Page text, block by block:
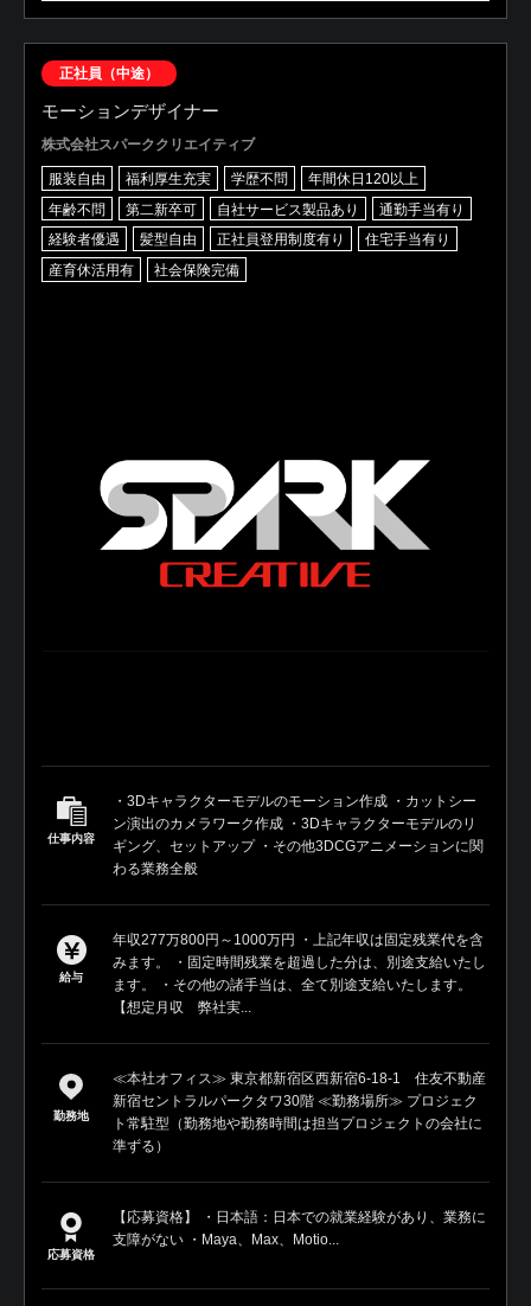
正社員（中途）
モーションデザイナー
株式会社スパーククリエイティブ
服装自由 福利厚生充実 学歴不問
年間休日120以上
年齢不問
第二新卒可 自社サービス製品あり
通勤手当有り
経験者優遇
髪型自由 正社員登用制度有り
住宅手当有り
産育休活用有
社会保険完備
仕事内容
・3Dキャラクターモデルのモーション作成 ・カットシー
ン演出のカメラワーク作成 ・3Dキャラクターモデルのリ
ギング、セットアップ ・その他3DCGアニメーションに関
わる業務全般
給与
年収277万800円～1000万円 ・上記年収は固定残業代を含
みます。 ・固定時間残業を超過した分は、別途支給いたし
ます。 ・その他の諸手当は、全て別途支給いたします。
【想定月収 弊社実...
勤務地
≪本社オフィス≫ 東京都新宿区西新宿6-18-1 住友不動産
新宿セントラルパークタワ30階 ≪勤務場所≫ プロジェク
ト常駐型（勤務地や勤務時間は担当プロジェクトの会社に
準ずる）
応募資格
【応募資格】 ・日本語：日本での就業経験があり、業務に
支障がない ・Maya、Max、Motio...